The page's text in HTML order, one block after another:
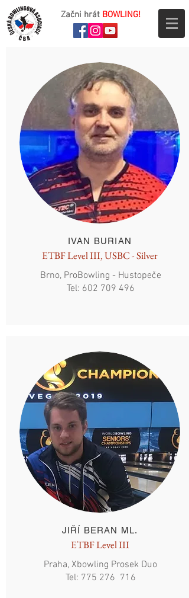
Začni hrát BOWLING!
IVAN BURIAN
ETBF Level III, USBC - Silver
Brno, ProBowling - Hustopeče
Tel: 602 709 496
JIŘÍ BERAN ML.
ETBF Level III
Praha, Xbowling Prosek Duo
Tel: 775 276 716